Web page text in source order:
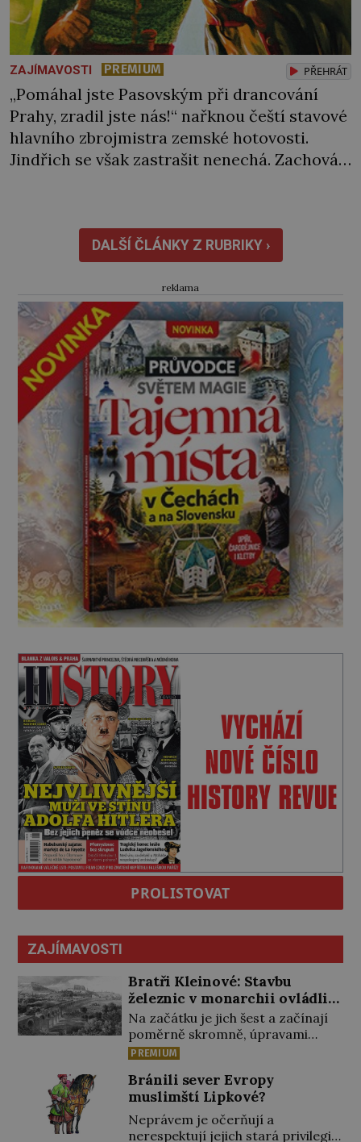
ZAJÍMAVOSTI PREMIUM PŘEHRÁT
„Pomáhal jste Pasovským při drancování
Prahy, zradil jste nás!“ nařknou čeští stavové
hlavního zbrojmistra zemské hotovosti.
Jindřich se však zastrašit nenechá. Zachová
stačily! Škola pro něj není. Jindřich Michal
Hýzrle z Chodů (1575–1665) se v ní nudí. 10letý
chlapec chce procestovat […]
DALŠÍ ČLÁNKY Z RUBRIKY ›
reklama
PROLISTOVAT
ZAJÍMAVOSTI
Bratři Kleinové: Stavbu
železnic v monarchii ovládli
samouci
Na začátku je jich šest a začínají
poměrně skromně, úpravami
zahrad, rybníků a parků. Postupně
Během 40 let vybudují na území
monarchie třetinu všech tratí,
tedy asi 3500 kilometrů! Ohromně
na tom zbohatnou… Podnikavého
PREMIUM
Bránili sever Evropy
muslimští Lipkové?
Neprávem je očerňují a
nerespektují jejich stará privilegia.